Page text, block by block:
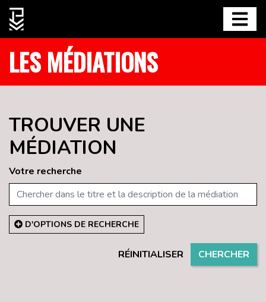
LES MÉDIATIONS
TROUVER UNE
MÉDIATION
Votre recherche
D'OPTIONS DE RECHERCHE
RÉINITIALISER